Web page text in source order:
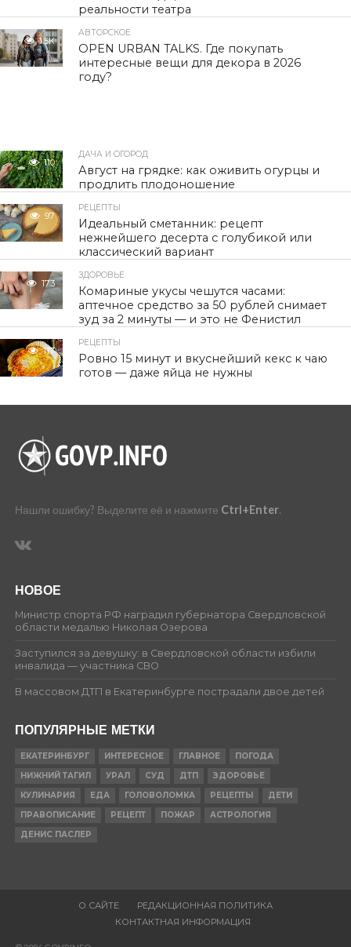
реальности театра
1.5K
АВТОРСКОЕ
OPEN URBAN TALKS. Где покупать
интересные вещи для декора в 2026
году?
110
ДАЧА И ОГОРОД
Август на грядке: как оживить огурцы и
продлить плодоношение
97
РЕЦЕПТЫ
Идеальный сметанник: рецепт
нежнейшего десерта с голубикой или
классический вариант
173
ЗДОРОВЬЕ
Комариные укусы чешутся часами:
аптечное средство за 50 рублей снимает
зуд за 2 минуты — и это не Фенистил
117
РЕЦЕПТЫ
Ровно 15 минут и вкуснейший кекс к чаю
готов — даже яйца не нужны
Нашли ошибку? Выделите её и нажмите Ctrl+Enter.
НОВОЕ
Министр спорта РФ наградил губернатора Свердловской
области медалью Николая Озерова
Заступился за девушку: в Свердловской области избили
инвалида — участника СВО
В массовом ДТП в Екатеринбурге пострадали двое детей
ПОПУЛЯРНЫЕ МЕТКИ
ЕКАТЕРИНБУРГ ИНТЕРЕСНОЕ ГЛАВНОЕ
ПОГОДА
НИЖНИЙ ТАГИЛ
УРАЛ СУД ДТП
ЗДОРОВЬЕ
КУЛИНАРИЯ
ЕДА ГОЛОВОЛОМКА РЕЦЕПТЫ
ДЕТИ
ПРАВОПИСАНИЕ
РЕЦЕПТ ПОЖАР
АСТРОЛОГИЯ
ДЕНИС ПАСЛЕР
О САЙТЕ
РЕДАКЦИОННАЯ ПОЛИТИКА
КОНТАКТНАЯ ИНФОРМАЦИЯ